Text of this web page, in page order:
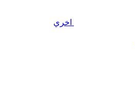
اخري